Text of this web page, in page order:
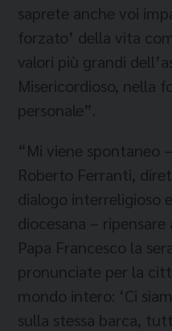
saprete anche voi
forzato’ della vita
valori più grandi
Misericordioso, nella
personale”.
“Mi viene spontaneo
Roberto Ferranti,
dialogo interreligioso
diocesana –
Papa Francesco la
pronunciate per la
mondo intero: ‘Ci
sulla stessa barca,